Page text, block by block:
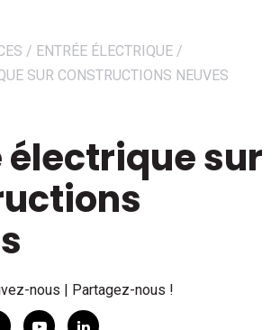
/ ENTRÉE ÉLECTRIQUE /
SUR CONSTRUCTIONS NEUVES
électrique sur
nous | Partagez-nous !